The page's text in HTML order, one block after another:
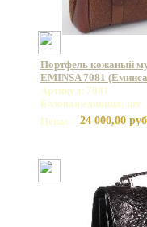
Портфель кожаный
EMINSA 7081
Артикул: 7081
Базовая единица: шт
Цена:
24 000,00